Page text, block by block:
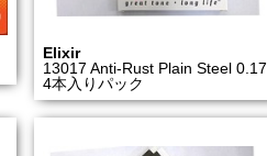
Elixir
13017 Anti-Rust Plain Steel 0.17
4本入りパック